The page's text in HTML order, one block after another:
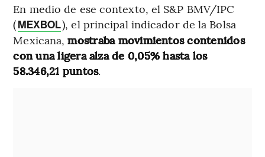
En medio de ese contexto, el S&P BMV/IPC
(MEXBOL), el principal indicador de la Bolsa
Mexicana,mostraba movimientos contenidos
con una ligera alza de 0,05% hasta los
58.346,21 puntos.